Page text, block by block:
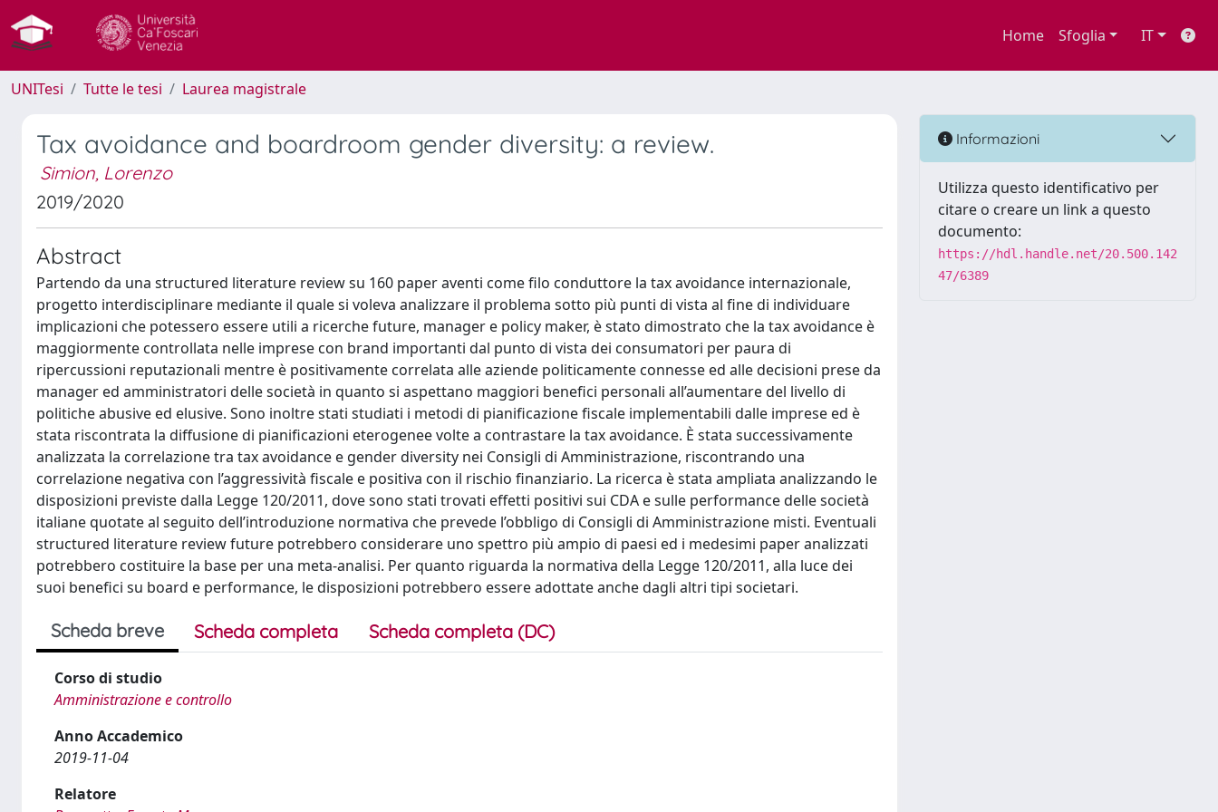
Home Sfoglia IT
UNITesi Tutte le tesi Laurea magistrale
Tax avoidance and boardroom gender diversity: a review.
Simion, Lorenzo
2019/2020
Abstract
Partendo da una structured literature review su 160 paper aventi come filo conduttore la tax avoidance internazionale,
progetto interdisciplinare mediante il quale si voleva analizzare il problema sotto più punti di vista al fine di individuare
implicazioni che potessero essere utili a ricerche future, manager e policy maker, è stato dimostrato che la tax avoidance è
maggiormente controllata nelle imprese con brand importanti dal punto di vista dei consumatori per paura di
ripercussioni reputazionali mentre è positivamente correlata alle aziende politicamente connesse ed alle decisioni prese da
manager ed amministratori delle società in quanto si aspettano maggiori benefici personali all’aumentare del livello di
politiche abusive ed elusive. Sono inoltre stati studiati i metodi di pianificazione fiscale implementabili dalle imprese ed è
stata riscontrata la diffusione di pianificazioni eterogenee volte a contrastare la tax avoidance. È stata successivamente
analizzata la correlazione tra tax avoidance e gender diversity nei Consigli di Amministrazione, riscontrando una
correlazione negativa con l’aggressività fiscale e positiva con il rischio finanziario. La ricerca è stata ampliata analizzando le
disposizioni previste dalla Legge 120/2011, dove sono stati trovati effetti positivi sui CDA e sulle performance delle società
italiane quotate al seguito dell’introduzione normativa che prevede l’obbligo di Consigli di Amministrazione misti. Eventuali
structured literature review future potrebbero considerare uno spettro più ampio di paesi ed i medesimi paper analizzati
potrebbero costituire la base per una meta-analisi. Per quanto riguarda la normativa della Legge 120/2011, alla luce dei
suoi benefici su board e performance, le disposizioni potrebbero essere adottate anche dagli altri tipi societari.
Scheda breve Scheda completa Scheda completa (DC)
Corso di studio
Amministrazione e controllo
Anno Accademico
2019-11-04
Relatore
Informazioni
Utilizza questo identificativo per
citare o creare un link a questo
documento:
https://hdl.handle.net/20.500.142
47/6389